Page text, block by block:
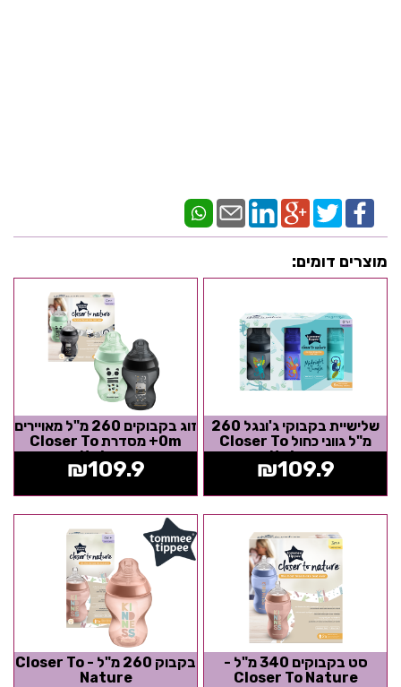
מוצרים דומים:
שלישיית בקבוקי ג'ונגל 260
מ"ל גווני כחול Closer To
Nature
₪109.9
זוג בקבוקים 260 מ"ל מאויירים
0m+ מסדרת Closer To
Nature
₪109.9
סט בקבוקים 340 מ"ל -
Closer To Nature
בקבוק 260 מ"ל - Closer To
Nature